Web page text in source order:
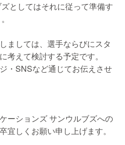
としてはそれに従って準備す
ましては、選手ならびにスタ
考えて検討する予定です。
・SNSなど通じてお伝えさせ
ーションズ サンウルブズへの
宜しくお願い申し上げます。